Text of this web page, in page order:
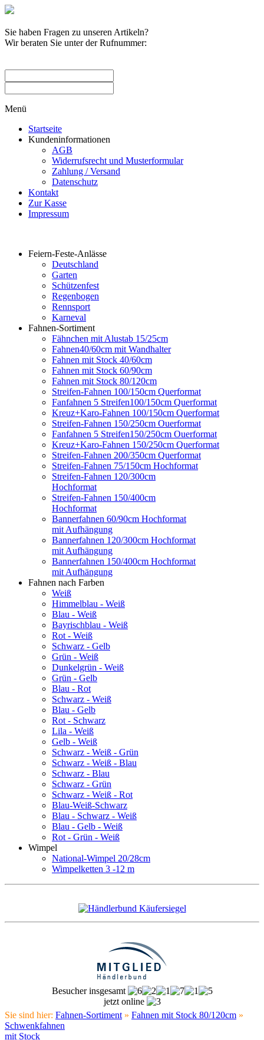
Sie haben Fragen zu unseren Artikeln?
Wir beraten Sie unter der Rufnummer:
Menü
Startseite
Kundeninformationen
AGB
Widerrufsrecht und Musterformular
Zahlung / Versand
Datenschutz
Kontakt
Zur Kasse
Impressum
Feiern-Feste-Anlässe
Deutschland
Garten
Schützenfest
Regenbogen
Rennsport
Karneval
Fahnen-Sortiment
Fähnchen mit Alustab 15/25cm
Fahnen40/60cm mit Wandhalter
Fahnen mit Stock 40/60cm
Fahnen mit Stock 60/90cm
Fahnen mit Stock 80/120cm
Streifen-Fahnen 100/150cm Querformat
Fanfahnen 5 Streifen100/150cm Querformat
Kreuz+Karo-Fahnen 100/150cm Querformat
Streifen-Fahnen 150/250cm Ouerformat
Fanfahnen 5 Streifen150/250cm Ouerformat
Kreuz+Karo-Fahnen 150/250cm Querformat
Streifen-Fahnen 200/350cm Querformat
Streifen-Fahnen 75/150cm Hochformat
Streifen-Fahnen 120/300cm
Hochformat
Streifen-Fahnen 150/400cm
Hochformat
Bannerfahnen 60/90cm Hochformat
mit Aufhängung
Bannerfahnen 120/300cm Hochformat
mit Aufhängung
Bannerfahnen 150/400cm Hochformat
mit Aufhängung
Fahnen nach Farben
Weiß
Himmelblau - Weiß
Blau - Weiß
Bayrischblau - Weiß
Rot - Weiß
Schwarz - Gelb
Grün - Weiß
Dunkelgrün - Weiß
Grün - Gelb
Blau - Rot
Schwarz - Weiß
Blau - Gelb
Rot - Schwarz
Lila - Weiß
Gelb - Weiß
Schwarz - Weiß - Grün
Schwarz - Weiß - Blau
Schwarz - Blau
Schwarz - Grün
Schwarz - Weiß - Rot
Blau-Weiß-Schwarz
Blau - Schwarz - Weiß
Blau - Gelb - Weiß
Rot - Grün - Weiß
Wimpel
National-Wimpel 20/28cm
Wimpelketten 3 -12 m
Besucher insgesamt
jetzt online
Sie sind hier: Fahnen-Sortiment » Fahnen mit Stock 80/120cm »
Schwenkfahnen
mit Stock